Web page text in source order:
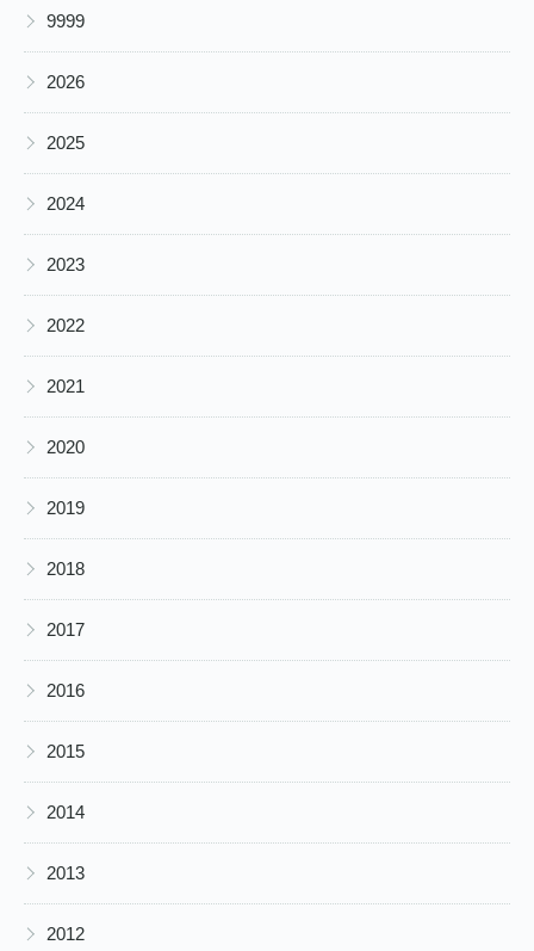
▶ 9999
▶ 2026
▶ 2025
▶ 2024
▶ 2023
▶ 2022
▶ 2021
▶ 2020
▶ 2019
▶ 2018
▶ 2017
▶ 2016
▶ 2015
▶ 2014
▶ 2013
▶ 2012